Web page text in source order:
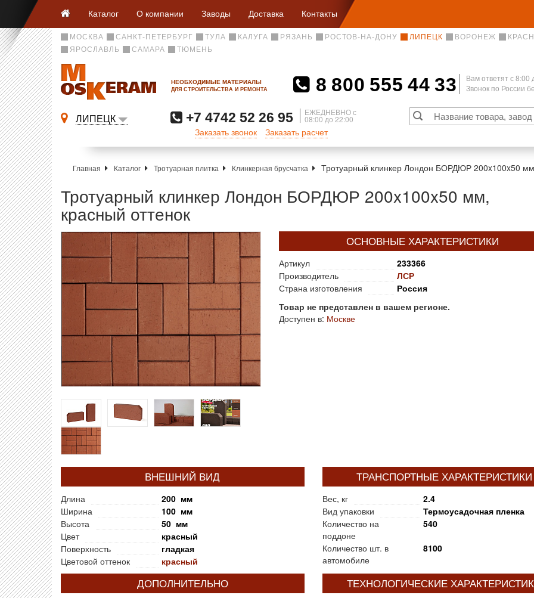
Каталог О компании Заводы Доставка Контакты
МОСКВА САНКТ-ПЕТЕРБУРГ ТУЛА КАЛУГА РЯЗАНЬ РОСТОВ-НА-ДОНУ ЛИПЕЦК ВОРОНЕЖ
ЯРОСЛАВЛЬ
САМАРА ТЮМЕНЬ
НЕОБХОДИМЫЕ МАТЕРИАЛЫ
ДЛЯ СТРОИТЕЛЬСТВА И РЕМОНТА 8 800 555 44 33
Вам ответят c 8:00
Звонок по России
ЛИПЕЦК +7 4742 52 26 95 ЕЖЕДНЕВНО с
08:00 до 22:00
Заказать звонок Заказать расчет
Главная Каталог Тротуарная плитка Клинкерная брусчатка Тротуарный клинкер Лондон БОРДЮР 200x100x50
Тротуарный клинкер Лондон БОРДЮР 200x100x50 мм,
красный оттенок
ОСНОВНЫЕ ХАРАКТЕРИСТИКИ
Артикул
233366
Производитель
ЛСР
Страна изготовления
Россия
Товар не представлен в вашем регионе.
Доступен в: Москве
ВНЕШНИЙ ВИД
Длина
200 мм
Ширина
100 мм
Высота
50 мм
Цвет
красный
Поверхность
гладкая
Цветовой оттенок
красный
ТРАНСПОРТНЫЕ ХАРАКТЕРИСТИКИ
Вес, кг
2.4
Вид упаковки
Термоусадочная пленка
Количество на
поддоне
540
Количество шт. в
автомобиле
8100
ДОПОЛНИТЕЛЬНО ТЕХНОЛОГИЧЕСКИЕ